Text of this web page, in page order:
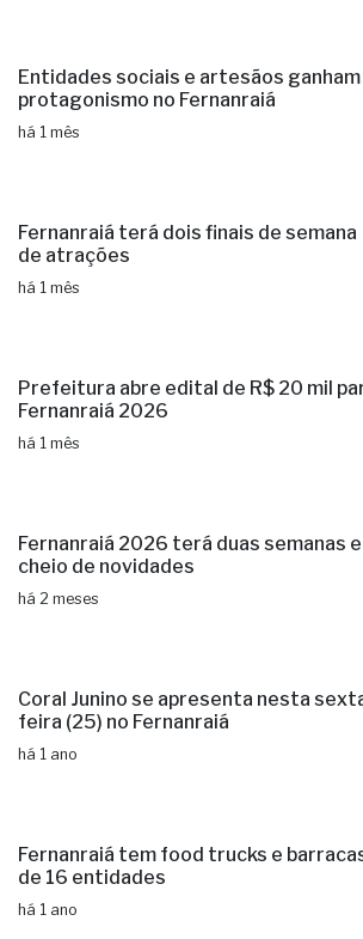
Entidades sociais e artesãos ganham
protagonismo no Fernanraiá
há 1 mês
Fernanraiá terá dois finais de semana
de atrações
há 1 mês
Prefeitura abre edital de R$ 20 mil
Fernanraiá 2026
há 1 mês
Fernanraiá 2026 terá duas semanas e
cheio de novidades
há 2 meses
Coral Junino se apresenta nesta
feira (25) no Fernanraiá
há 1 ano
Fernanraiá tem food trucks e
de 16 entidades
há 1 ano